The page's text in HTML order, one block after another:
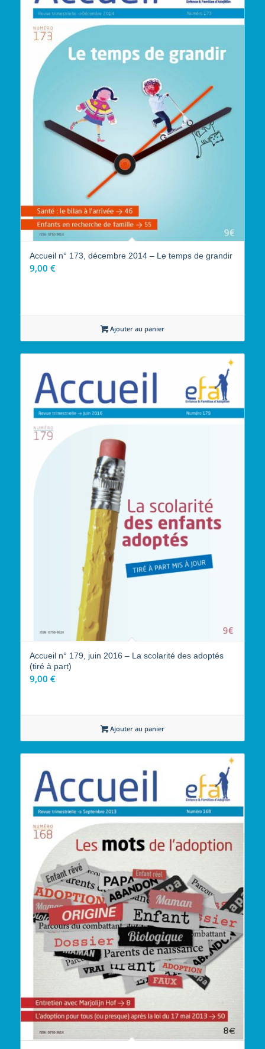
Accueil n° 173, décembre 2014 – Le temps de grandir
9,00 €
Ajouter au panier
Accueil n° 179, juin 2016 – La scolarité des adoptés
(tiré à part)
9,00 €
Ajouter au panier